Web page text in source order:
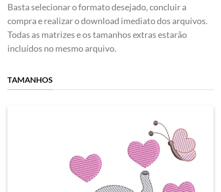
Basta selecionar o formato desejado, concluir a
compra e realizar o download imediato dos arquivos.
Todas as matrizes e os tamanhos extras estarão
incluídos no mesmo arquivo.
TAMANHOS